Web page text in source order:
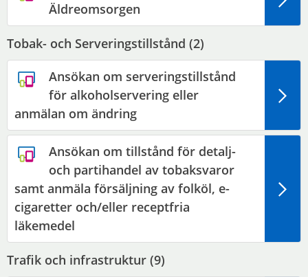
Äldreomsorgen
Tobak- och Serveringstillstånd (2)
Ansökan om serveringstillstånd
för alkoholservering eller
anmälan om ändring
Ansökan om tillstånd för detalj-
och partihandel av tobaksvaror
samt anmäla försäljning av folköl, e-
cigaretter och/eller receptfria
läkemedel
Trafik och infrastruktur (9)